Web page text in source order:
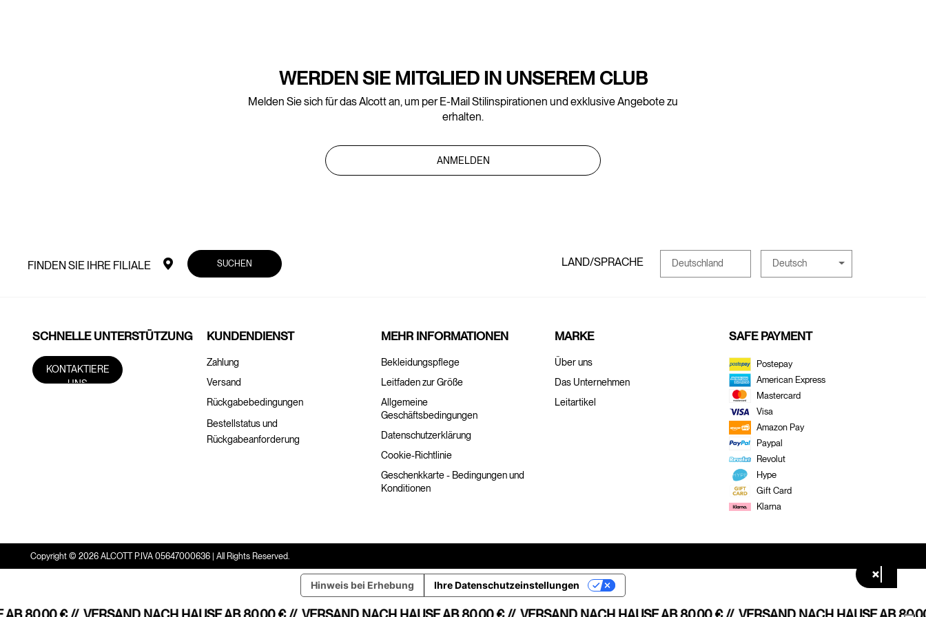
WERDEN SIE MITGLIED IN UNSEREM CLUB
Melden Sie sich für das Alcott an, um per E-Mail Stilinspirationen und exklusive Angebote zu
erhalten.
ANMELDEN
FINDEN SIE IHRE FILIALE SUCHEN LAND/SPRACHE Deutschland Deutsch
SCHNELLE UNTERSTÜTZUNG
KONTAKTIERE
UNS
KUNDENDIENST
Zahlung
Versand
Rückgabebedingungen
Bestellstatus und
Rückgabeanforderung
MEHR INFORMATIONEN
Bekleidungspflege
Leitfaden zur Größe
Allgemeine
Geschäftsbedingungen
Datenschutzerklärung
Cookie-Richtlinie
Geschenkkarte - Bedingungen und
Konditionen
MARKE
Über uns
Das Unternehmen
Leitartikel
SAFE PAYMENT
Postepay
American Express
Mastercard
Visa
Amazon Pay
Paypal
Revolut
Hype
Gift Card
Klarna
Copyright © 2026 ALCOTT P.IVA 05647000636 | All Rights Reserved.
×
Hinweis bei Erhebung Ihre Datenschutzeinstellungen